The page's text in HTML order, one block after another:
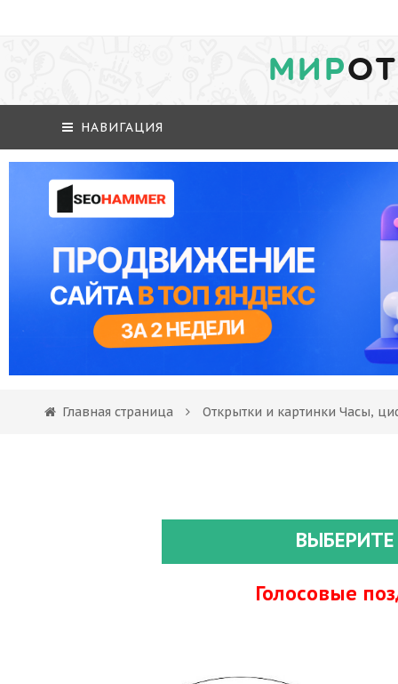
МИР
НАВИГАЦИЯ
Главная страница Открытки и картинки Часы,
Голосовые